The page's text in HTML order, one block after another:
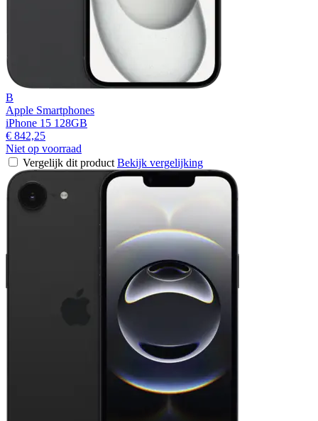
B
Apple Smartphones
iPhone 15 128GB
€ 842,25
Niet op voorraad
Vergelijk dit product Bekijk vergelijking